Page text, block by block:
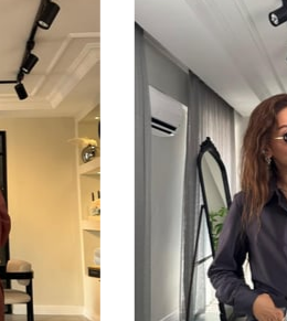
İndirim
%15İndirim